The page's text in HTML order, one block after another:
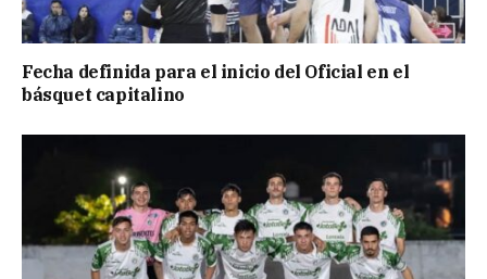
Fecha definida para el inicio del Oficial en el
básquet capitalino